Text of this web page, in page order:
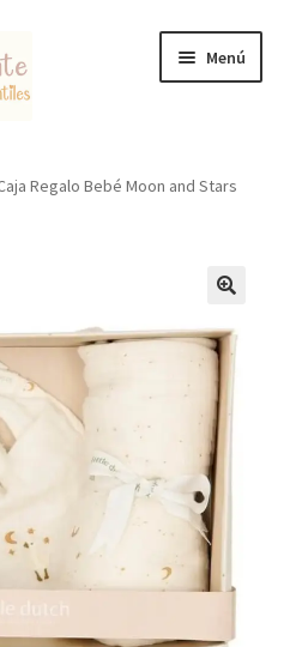
Menú
Regalo Bebé Moon and Stars